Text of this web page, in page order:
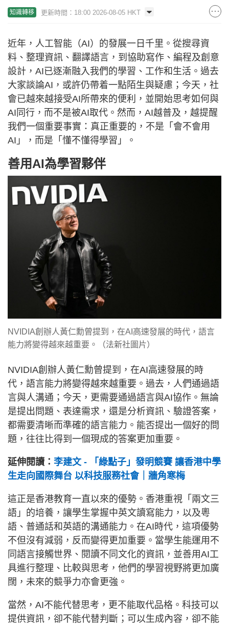
知識轉移 更新時間：18:00 2026-08-05 HKT
近年，人工智能（AI）的發展一日千里。從搜尋資
料、整理資訊、翻譯語言，到協助寫作、編程及創意
設計，AI已逐漸融入我們的學習、工作和生活。過去
大家談論AI，或許仍帶着一點陌生與疑慮；今天，社
會已越來越接受AI所帶來的便利，並開始思考如何與
AI同行，而不是被AI取代。然而，AI越普及，越提醒
我們一個重要事實：真正重要的，不是「會不會用
AI」，而是「懂不懂得學習」。
善用AI為學習夥伴
NVIDIA創辦人黃仁勳曾提到，在AI高速發展的時代，語言
能力將變得越來越重要。（法新社圖片）
NVIDIA創辦人黃仁勳曾提到，在AI高速發展的時
代，語言能力將變得越來越重要。過去，人們通過語
言與人溝通；今天，更需要通過語言與AI協作。無論
是提出問題、表達需求，還是分析資訊、驗證答案，
都需要清晰而準確的語言能力。能否提出一個好的問
題，往往比得到一個現成的答案更加重要。
延伸閱讀： 李建文 - 「綠點子」發明競賽 讓香港中學
生走向國際舞台 以科技服務社會｜牆角寒梅
這正是香港教育一直以來的優勢。香港重視「兩文三
語」的培養，讓學生掌握中英文讀寫能力，以及粵
語、普通話和英語的溝通能力。在AI時代，這項優勢
不但沒有減弱，反而變得更加重要。當學生能運用不
同語言接觸世界、閱讀不同文化的資訊，並善用AI工
具進行整理、比較與思考，他們的學習視野將更加廣
闊，未來的競爭力亦會更強。
當然，AI不能代替思考，更不能取代品格。科技可以
提供資訊，卻不能代替判斷；可以生成內容，卻不能